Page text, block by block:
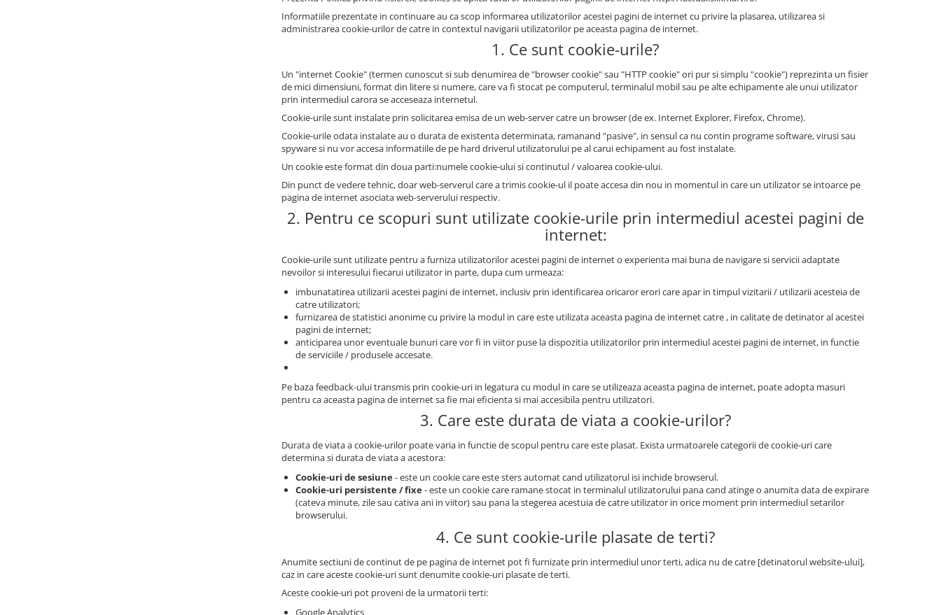
Informatiile prezentate in continuare au ca scop informarea utilizatorilor acestei pagini de internet cu privire la plasarea, utilizarea si
administrarea cookie-urilor de catre in contextul navigarii utilizatorilor pe aceasta pagina de internet.
1. Ce sunt cookie-urile?
Un "internet Cookie" (termen cunoscut si sub denumirea de "browser cookie" sau "HTTP cookie" ori pur si simplu "cookie") reprezinta un fisier
de mici dimensiuni, format din litere si numere, care va fi stocat pe computerul, terminalul mobil sau pe alte echipamente ale unui utilizator
prin intermediul carora se acceseaza internetul.
Cookie-urile sunt instalate prin solicitarea emisa de un web-server catre un browser (de ex. Internet Explorer, Firefox, Chrome).
Cookie-urile odata instalate au o durata de existenta determinata, ramanand "pasive", in sensul ca nu contin programe software, virusi sau
spyware si nu vor accesa informatiile de pe hard driverul utilizatorului pe al carui echipament au fost instalate.
Un cookie este format din doua parti:numele cookie-ului si continutul / valoarea cookie-ului.
Din punct de vedere tehnic, doar web-serverul care a trimis cookie-ul il poate accesa din nou in momentul in care un utilizator se intoarce pe
pagina de internet asociata web-serverului respectiv.
2. Pentru ce scopuri sunt utilizate cookie-urile prin intermediul acestei pagini de
internet:
Cookie-urile sunt utilizate pentru a furniza utilizatorilor acestei pagini de internet o experienta mai buna de navigare si servicii adaptate
nevoilor si interesului fiecarui utilizator in parte, dupa cum urmeaza:
imbunatatirea utilizarii acestei pagini de internet, inclusiv prin identificarea oricaror erori care apar in timpul vizitarii / utilizarii acesteia de
catre utilizatori;
furnizarea de statistici anonime cu privire la modul in care este utilizata aceasta pagina de internet catre , in calitate de detinator al acestei
pagini de internet;
anticiparea unor eventuale bunuri care vor fi in viitor puse la dispozitia utilizatorilor prin intermediul acestei pagini de internet, in functie
de serviciile / produsele accesate.
Pe baza feedback-ului transmis prin cookie-uri in legatura cu modul in care se utilizeaza aceasta pagina de internet, poate adopta masuri
pentru ca aceasta pagina de internet sa fie mai eficienta si mai accesibila pentru utilizatori.
3. Care este durata de viata a cookie-urilor?
Durata de viata a cookie-urilor poate varia in functie de scopul pentru care este plasat. Exista urmatoarele categorii de cookie-uri care
determina si durata de viata a acestora:
Cookie-uri de sesiune- este un cookie care este sters automat cand utilizatorul isi inchide browserul.
Cookie-uri persistente / fixe- este un cookie care ramane stocat in terminalul utilizatorului pana cand atinge o anumita data de expirare
(cateva minute, zile sau cativa ani in viitor) sau pana la stegerea acestuia de catre utilizator in orice moment prin intermediul setarilor
browserului.
4. Ce sunt cookie-urile plasate de terti?
Anumite sectiuni de continut de pe pagina de internet pot fi furnizate prin intermediul unor terti, adica nu de catre [detinatorul website-ului],
caz in care aceste cookie-uri sunt denumite cookie-uri plasate de terti.
Aceste cookie-uri pot proveni de la urmatorii terti:
Google Analytics